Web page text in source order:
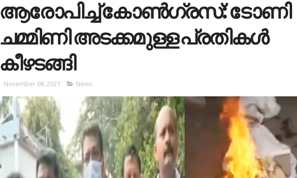
ആരോപിച്ച് കോണ്‍ഗ്രസ്: ടോണി
ചമ്മിണി അടക്കമുള്ള പ്രതികള്‍
കീഴടങ്ങി
November 08, 2021 News